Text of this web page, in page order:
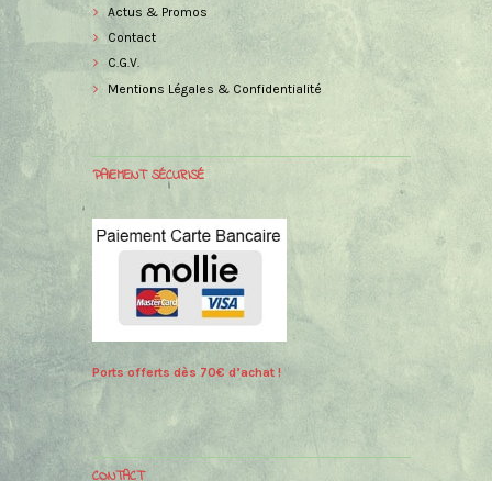
Actus & Promos
Contact
C.G.V.
Mentions Légales & Confidentialité
PAIEMENT SÉCURISÉ
Ports offerts dès 70€ d’achat !
CONTACT